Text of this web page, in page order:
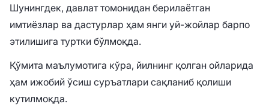
Шунингдек, давлат томонидан берилаётган
имтиёзлар ва дастурлар ҳам янги уй-жойлар барпо
этилишига туртки бўлмоқда.
Қўмита маълумотига кўра, йилнинг қолган ойларида
ҳам ижобий ўсиш суръатлари сақланиб қолиши
кутилмоқда.